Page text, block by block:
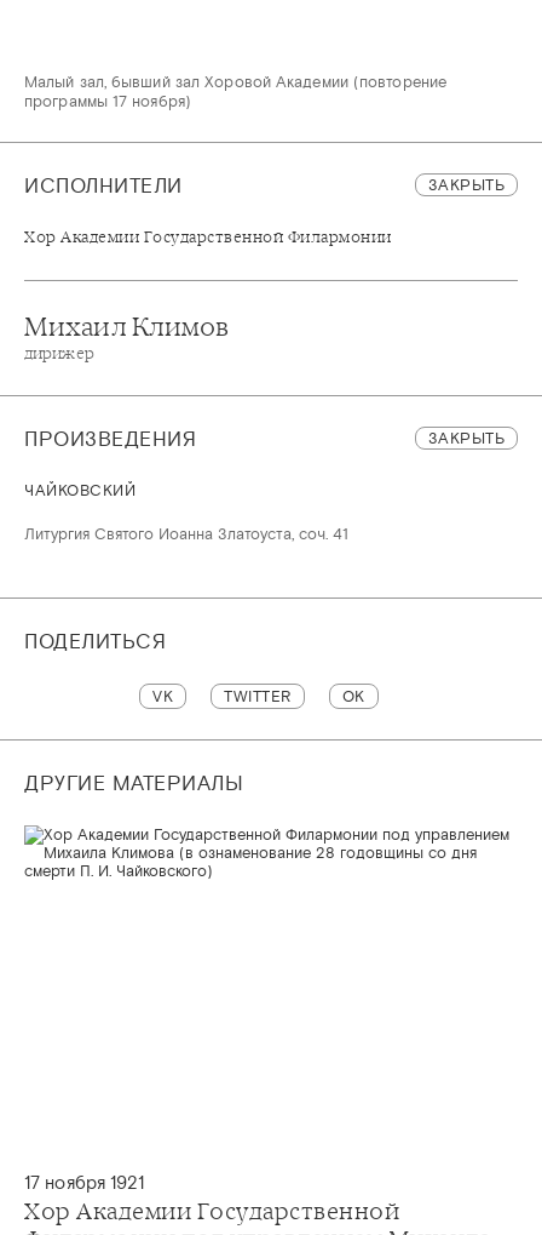
Малый зал, бывший зал Хоровой Академии (повторение
программы 17 ноября)
ИСПОЛНИТЕЛИ ЗАКРЫТЬ
Хор Академии Государственной Филармонии
Михаил Климов
дирижер
ПРОИЗВЕДЕНИЯ ЗАКРЫТЬ
ЧАЙКОВСКИЙ
Литургия Святого Иоанна Златоуста, соч. 41
ПОДЕЛИТЬСЯ
VK TWITTER OK
ДРУГИЕ МАТЕРИАЛЫ
17 ноября 1921
Хор Академии Государственной